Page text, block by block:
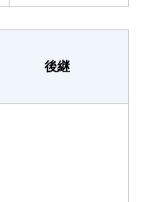
後継